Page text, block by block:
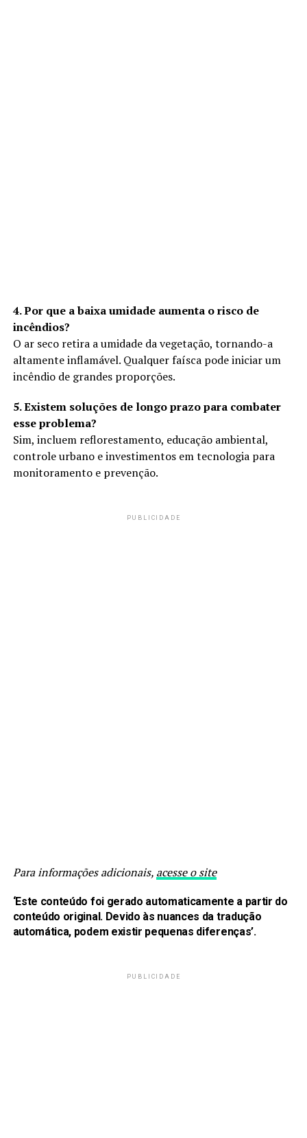
4. Por que a baixa umidade aumenta o risco de
incêndios?
O ar seco retira a umidade da vegetação, tornando-a
altamente inflamável. Qualquer faísca pode iniciar um
incêndio de grandes proporções.
5. Existem soluções de longo prazo para combater
esse problema?
Sim, incluem reflorestamento, educação ambiental,
controle urbano e investimentos em tecnologia para
monitoramento e prevenção.
PUBLICIDADE
Para informações adicionais, acesse o site
‘Este conteúdo foi gerado automaticamente a partir do
conteúdo original. Devido às nuances da tradução
automática, podem existir pequenas diferenças’.
PUBLICIDADE